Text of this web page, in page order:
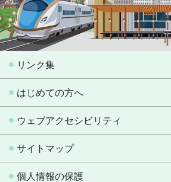
リンク集
はじめての方へ
ウェブアクセシビリティ
サイトマップ
個人情報の保護